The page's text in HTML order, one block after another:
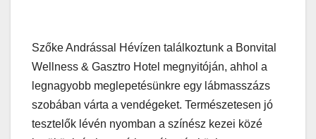
Szőke Andrással Hévízen találkoztunk a Bonvital
Wellness & Gasztro Hotel megnyitóján, ahhol a
legnagyobb meglepetésünkre egy lábmasszázs
szobában várta a vendégeket. Természetesen jó
tesztelők lévén nyomban a színész kezei közé